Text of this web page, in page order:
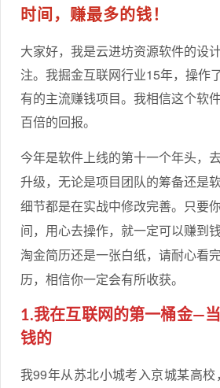
时间，赚最多的钱！
大家好，我是云进坊资源软件的设
注。我掘金互联网行业15年，操作
有的主流赚钱项目。我相信这个软
百倍的回报。
今年是软件上线的第十一个年头，
升级，无论是项目团队的筹备还是
细节都是在实战中修改完善。只要
间，用心去操作，就一定可以赚到
淘金简历还是一张白纸，请耐心看
历，相信你一定会有所收获。
1.我在互联网的第一桶金—
钱的
我99年从苏北小城考入京城某高